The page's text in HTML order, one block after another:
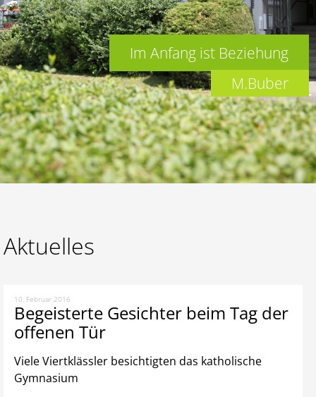
Kalender
Im Anfang ist Beziehung
M.Buber
Aktuelles
10. Februar 2016
Begeisterte Gesichter beim Tag der
offenen Tür
Viele Viertklässler besichtigten das katholische
Gymnasium